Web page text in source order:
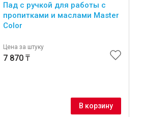
Пад с ручкой для работы с
пропитками и маслами Master
Color
Цена за штуку
7 870 ₸
В корзину